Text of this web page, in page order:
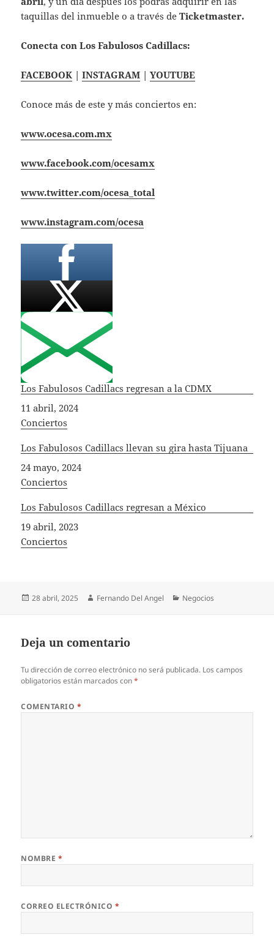
taquillas del inmueble o a través deTicketmaster.
Conecta con Los Fabulosos Cadillacs:
FACEBOOK |INSTAGRAM |YOUTUBE
Conoce más de este y más conciertos en:
www.ocesa.com.mx
www.facebook.com/ocesamx
www.twitter.com/ocesa_total
www.instagram.com/ocesa
Los Fabulosos Cadillacs regresan a la CDMX
Fecha
11 abril, 2024
In relation to
Conciertos
Los Fabulosos Cadillacs llevan su gira hasta Tijuana
Fecha
24 mayo, 2024
In relation to
Conciertos
Los Fabulosos Cadillacs regresan a México
Fecha
19 abril, 2023
In relation to
Conciertos
Publicado
28 abril, 2025 Autor
Fernando Del Angel Categorías
Negocios
Deja un comentario
Tu dirección de correo electrónico no será publicada. Los campos
obligatorios están marcados con*
COMENTARIO *
NOMBRE *
CORREO ELECTRÓNICO *